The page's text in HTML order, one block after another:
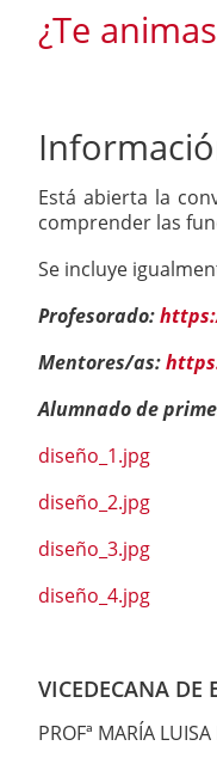
¿Te
Está abierta la
comprender las
Se incluye
Profesorado:
Mentores/as:
Alumnado de
diseño_1.jpg
diseño_2.jpg
diseño_3.jpg
diseño_4.jpg
VICEDECANA DE
PROFª MARÍA